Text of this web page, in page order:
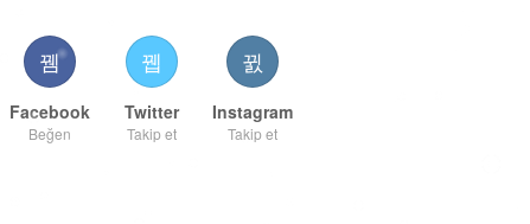
Facebook
Beğen
Twitter
Takip et
Instagram
Takip et